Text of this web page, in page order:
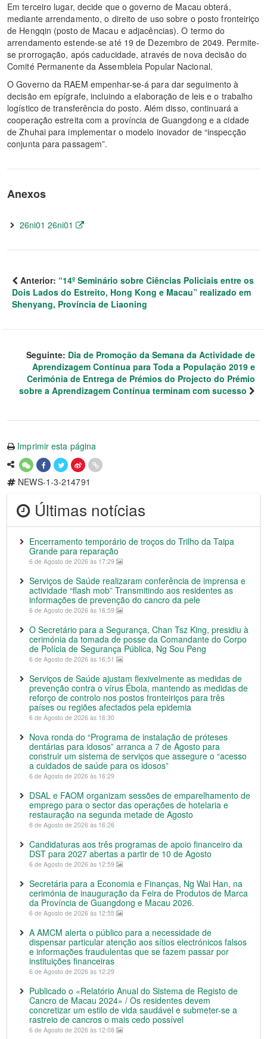
Em terceiro lugar, decide que o governo de Macau obterá,
mediante arrendamento, o direito de uso sobre o posto fronteiriço
de Hengqin (posto de Macau e adjacências). O termo do
arrendamento estende-se até 19 de Dezembro de 2049. Permite-
se prorrogação, após caducidade, através de nova decisão do
Comité Permanente da Assembleia Popular Nacional.
O Governo da RAEM empenhar-se-á para dar seguimento à
decisão em epígrafe, incluindo a elaboração de leis e o trabalho
logístico de transferência do posto. Além disso, continuará a
cooperação estreita com a província de Guangdong e a cidade
de Zhuhai para implementar o modelo inovador de “inspecção
conjunta para passagem”.
Anexos
26ni01 26ni01
Anterior: “14º Seminário sobre Ciências Policiais entre os
Dois Lados do Estreito, Hong Kong e Macau” realizado em
Shenyang, Província de Liaoning
Seguinte: Dia de Promoção da Semana da Actividade de
Aprendizagem Contínua para Toda a População 2019 e
Cerimónia de Entrega de Prémios do Projecto do Prémio
sobre a Aprendizagem Contínua terminam com sucesso
Imprimir esta página
NEWS-1-3-214791
Últimas notícias
Encerramento temporário de troços do Trilho da Taipa
Grande para reparação
6 de Agosto de 2026 às 17:29
Serviços de Saúde realizaram conferência de imprensa e
actividade “flash mob” Transmitindo aos residentes as
informações de prevenção do cancro da pele
6 de Agosto de 2026 às 16:59
O Secretário para a Segurança, Chan Tsz King, presidiu à
cerimónia da tomada de posse da Comandante do Corpo
de Polícia de Segurança Pública, Ng Sou Peng
6 de Agosto de 2026 às 16:51
Serviços de Saúde ajustam flexivelmente as medidas de
prevenção contra o vírus Ébola, mantendo as medidas de
reforço de controlo nos postos fronteiriços para três
países ou regiões afectados pela epidemia
6 de Agosto de 2026 às 16:30
Nova ronda do “Programa de instalação de próteses
dentárias para idosos” arranca a 7 de Agosto para
construir um sistema de serviços que assegure o “acesso
a cuidados de saúde para os idosos”
6 de Agosto de 2026 às 16:29
DSAL e FAOM organizam sessões de emparelhamento de
emprego para o sector das operações de hotelaria e
restauração na segunda metade de Agosto
6 de Agosto de 2026 às 16:26
Candidaturas aos três programas de apoio financeiro da
DST para 2027 abertas a partir de 10 de Agosto
6 de Agosto de 2026 às 12:59
Secretária para a Economia e Finanças, Ng Wai Han, na
cerimónia de inauguração da Feira de Produtos de Marca
da Província de Guangdong e Macau 2026.
6 de Agosto de 2026 às 12:55
A AMCM alerta o público para a necessidade de
dispensar particular atenção aos sítios electrónicos falsos
e informações fraudulentas que se fazem passar por
instituições financeiras
6 de Agosto de 2026 às 12:29
Publicado o «Relatório Anual do Sistema de Registo de
Cancro de Macau 2024» / Os residentes devem
concretizar um estilo de vida saudável e submeter-se a
rastreio de cancros o mais cedo possível
6 de Agosto de 2026 às 12:08